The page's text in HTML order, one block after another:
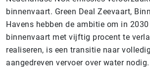
binnenvaart. Green Deal Zeevaart,
Havens hebben de ambitie om in
binnenvaart met vijftig procent te
realiseren, is een transitie naar
aangedreven vervoer over water nodig.